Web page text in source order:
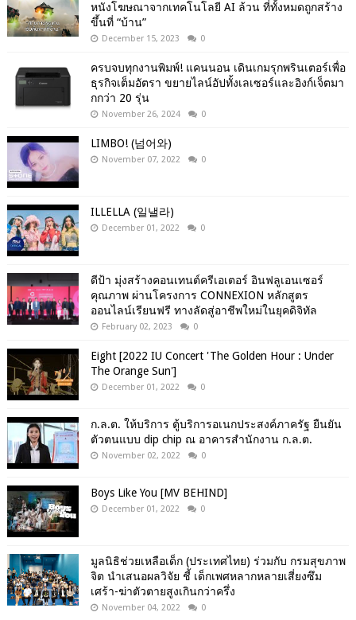
หนังโฆษณาจากเทคโนโลยี AI ล้วน ที่ทั้งหมดถูกสร้าง
ขึ้นที่ “บ้าน”
December 15, 2023 0
ครบจบทุกงานพิมพ์! แคนนอน เดินเกมรุกพรินเตอร์เพื่อ
ธุรกิจเต็มอัตรา ขยายไลน์อัปทั้งเลเซอร์และอิงก์เจ็ตมา
กกว่า 20 รุ่น
November 26, 2024 0
LIMBO! (넘어와)
November 07, 2022 0
ILLELLA (일낼라)
December 01, 2022 0
ดีป้า มุ่งสร้างคอนเทนต์ครีเอเตอร์ อินฟลูเอนเซอร์
คุณภาพ ผ่านโครงการ CONNEXION หลักสูตร
ออนไลน์เรียนฟรี ทางลัดสู่อาชีพใหม่ในยุคดิจิทัล
February 02, 2023 0
Eight [2022 IU Concert 'The Golden Hour : Under
The Orange Sun']
December 01, 2022 0
ก.ล.ต. ให้บริการ ตู้บริการอเนกประสงค์ภาครัฐ ยืนยัน
ตัวตนแบบ dip chip ณ อาคารสำนักงาน ก.ล.ต.
November 02, 2022 0
Boys Like You [MV BEHIND]
December 01, 2022 0
มูลนิธิช่วยเหลือเด็ก (ประเทศไทย) ร่วมกับ กรมสุขภาพ
จิต นำเสนอผลวิจัย ชี้ เด็กเพศหลากหลายเสี่ยงซึม
เศร้า-ฆ่าตัวตายสูงเกินกว่าครึ่ง
November 04, 2022 0